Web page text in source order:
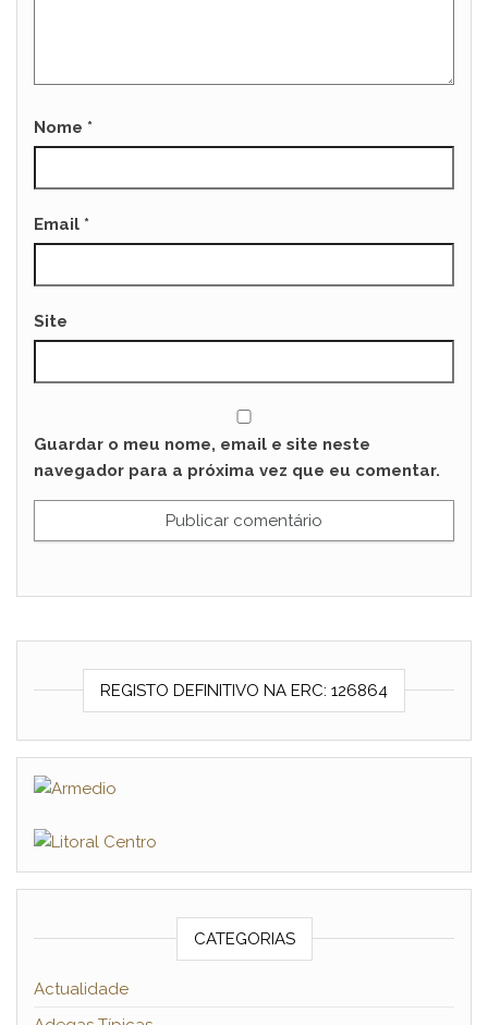
Nome *
Email *
Site
Guardar o meu nome, email e site neste
navegador para a próxima vez que eu comentar.
REGISTO DEFINITIVO NA ERC: 126864
CATEGORIAS
Actualidade